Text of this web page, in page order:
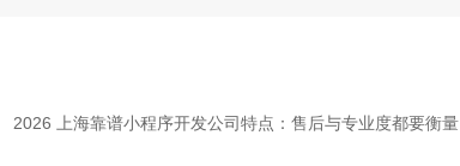
2026 上海靠谱小程序开发公司特点：售后与专业度都要衡量